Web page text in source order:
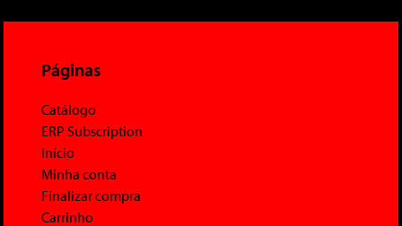
Páginas
Catálogo
ERP Subscription
Início
Minha conta
Finalizar compra
Carrinho